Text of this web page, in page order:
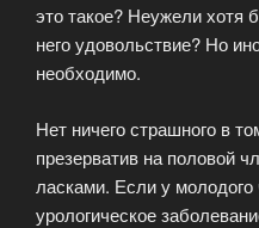
это такое? Неужели хотя
него удовольствие? Но
необходимо.
Нет ничего страшного в
презерватив на половой
ласками. Если у молодого
урологическое